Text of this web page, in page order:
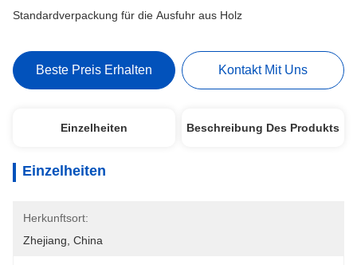
Standardverpackung für die Ausfuhr aus Holz
Beste Preis Erhalten Kontakt Mit Uns
Einzelheiten Beschreibung Des Produkts
Einzelheiten
Herkunftsort:
Zhejiang, China